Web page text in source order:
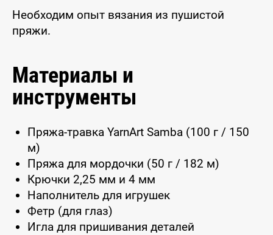
Необходим опыт вязания из пушистой
пряжи.
Материалы и
инструменты
Пряжа-травка YarnArt Samba (100 г / 150
м)
Пряжа для мордочки (50 г / 182 м)
Крючки 2,25 мм и 4 мм
Наполнитель для игрушек
Фетр (для глаз)
Игла для пришивания деталей